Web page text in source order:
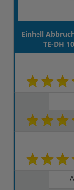
Einhell
TE-DH